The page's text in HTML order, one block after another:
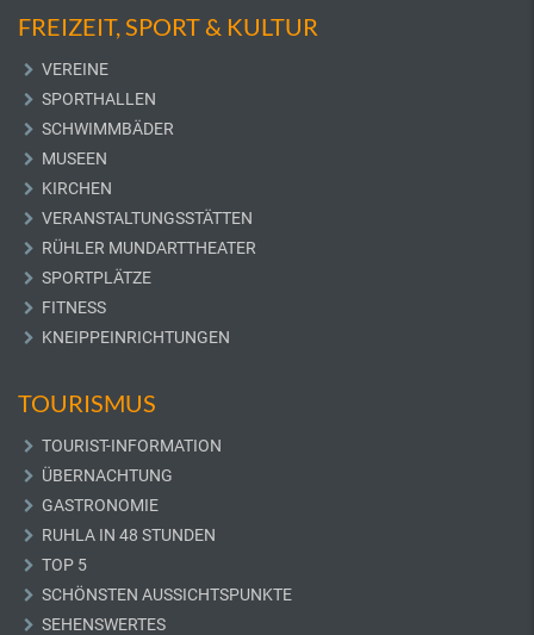
FREIZEIT, SPORT & KULTUR
VEREINE
SPORTHALLEN
SCHWIMMBÄDER
MUSEEN
KIRCHEN
VERANSTALTUNGSSTÄTTEN
RÜHLER MUNDARTTHEATER
SPORTPLÄTZE
FITNESS
KNEIPPEINRICHTUNGEN
TOURISMUS
TOURIST-INFORMATION
ÜBERNACHTUNG
GASTRONOMIE
RUHLA IN 48 STUNDEN
TOP 5
SCHÖNSTEN AUSSICHTSPUNKTE
SEHENSWERTES